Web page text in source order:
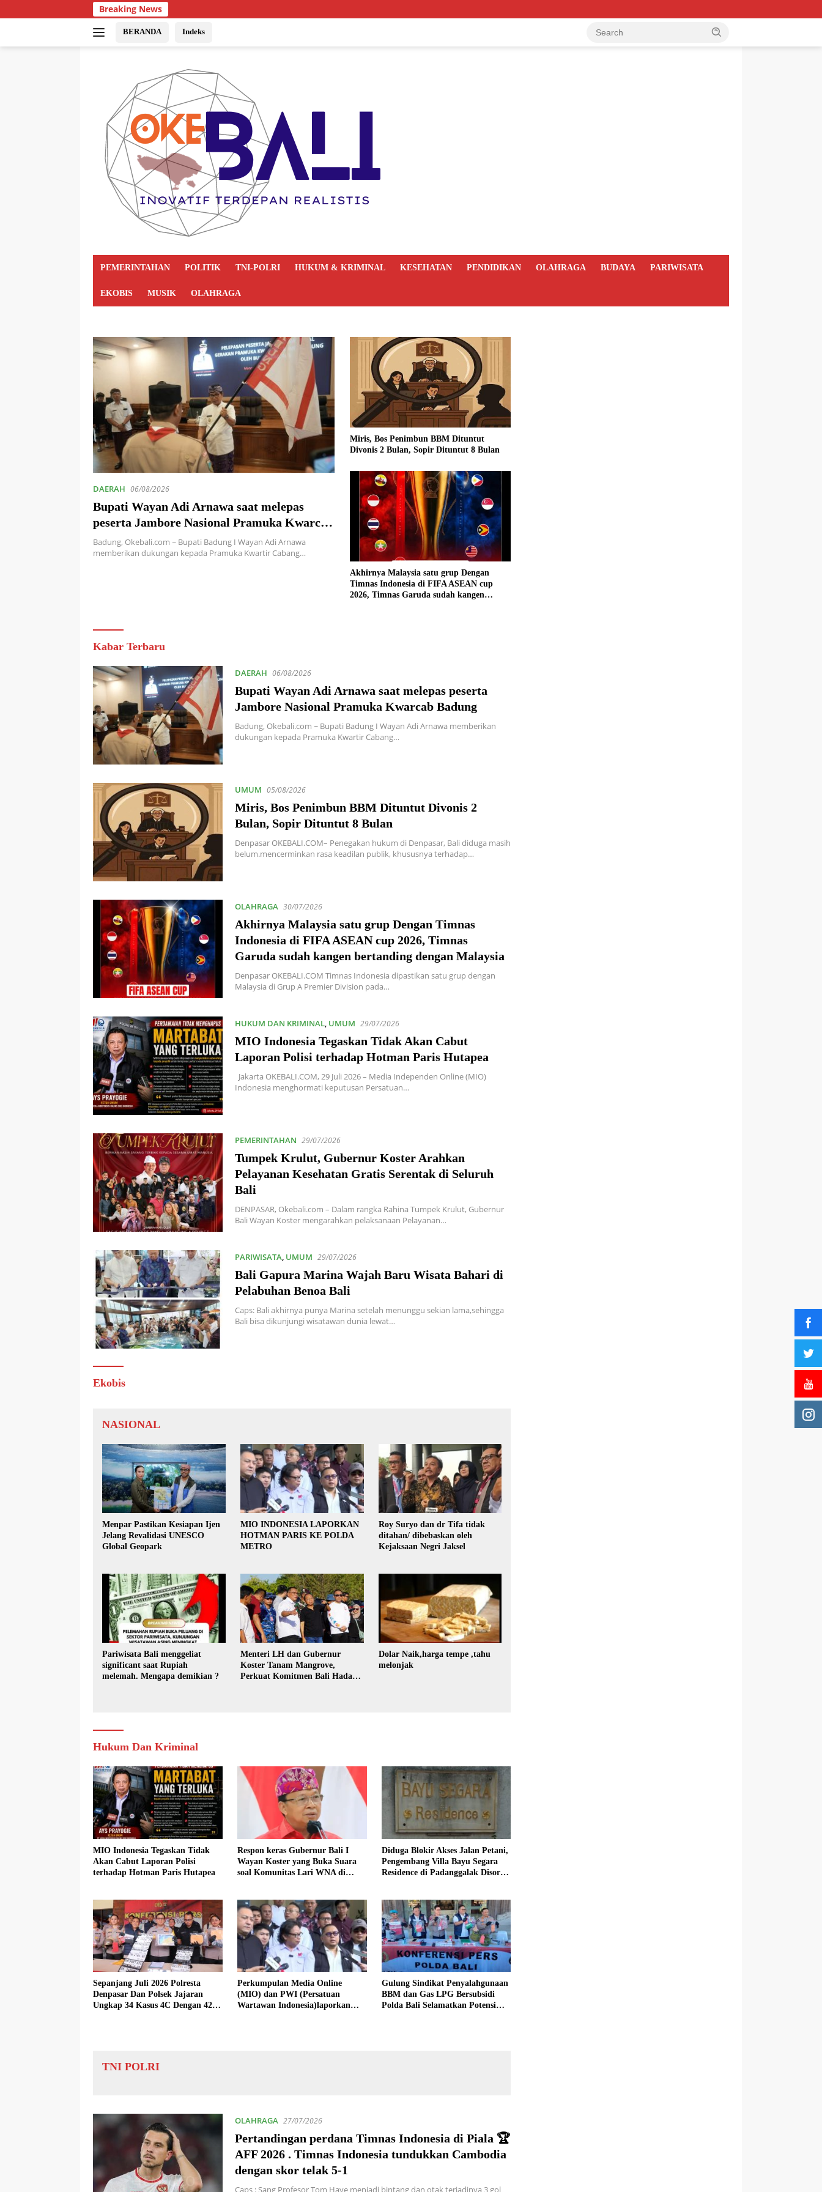
Breaking News
BERANDA Indeks
PEMERINTAHAN POLITIK TNI-POLRI HUKUM & KRIMINAL KESEHATAN PENDIDIKAN OLAHRAGA BUDAYA PARIWISATA
EKOBIS MUSIK OLAHRAGA
DAERAH 06/08/2026
Bupati Wayan Adi Arnawa saat melepas
peserta Jambore Nasional Pramuka Kwarcab
Badung
Badung, Okebali.com ~ Bupati Badung I Wayan Adi Arnawa
memberikan dukungan kepada Pramuka Kwartir Cabang…
Miris, Bos Penimbun BBM Dituntut
Divonis 2 Bulan, Sopir Dituntut 8 Bulan
Akhirnya Malaysia satu grup Dengan
Timnas Indonesia di FIFA ASEAN cup
2026, Timnas Garuda sudah kangen
Kabar Terbaru
DAERAH 06/08/2026
Bupati Wayan Adi Arnawa saat melepas peserta
Jambore Nasional Pramuka Kwarcab Badung
Badung, Okebali.com ~ Bupati Badung I Wayan Adi Arnawa memberikan
dukungan kepada Pramuka Kwartir Cabang…
UMUM 05/08/2026
Miris, Bos Penimbun BBM Dituntut Divonis 2
Bulan, Sopir Dituntut 8 Bulan
Denpasar OKEBALI.COM– Penegakan hukum di Denpasar, Bali diduga masih
belum.mencerminkan rasa keadilan publik, khususnya terhadap…
OLAHRAGA 30/07/2026
Akhirnya Malaysia satu grup Dengan Timnas
Indonesia di FIFA ASEAN cup 2026, Timnas
Garuda sudah kangen bertanding dengan Malaysia
Denpasar OKEBALI.COM Timnas Indonesia dipastikan satu grup dengan
Malaysia di Grup A Premier Division pada…
HUKUM DAN KRIMINAL, UMUM 29/07/2026
MIO Indonesia Tegaskan Tidak Akan Cabut
Laporan Polisi terhadap Hotman Paris Hutapea
Jakarta OKEBALI.COM, 29 Juli 2026 – Media Independen Online (MIO)
Indonesia menghormati keputusan Persatuan…
PEMERINTAHAN 29/07/2026
Tumpek Krulut, Gubernur Koster Arahkan
Pelayanan Kesehatan Gratis Serentak di Seluruh
Bali
DENPASAR, Okebali.com – Dalam rangka Rahina Tumpek Krulut, Gubernur
Bali Wayan Koster mengarahkan pelaksanaan Pelayanan…
PARIWISATA, UMUM 29/07/2026
Bali Gapura Marina Wajah Baru Wisata Bahari di
Pelabuhan Benoa Bali
Caps: Bali akhirnya punya Marina setelah menunggu sekian lama,sehingga
Bali bisa dikunjungi wisatawan dunia lewat…
Ekobis
NASIONAL
Menpar Pastikan Kesiapan Ijen
Jelang Revalidasi UNESCO
Global Geopark
MIO INDONESIA LAPORKAN
HOTMAN PARIS KE POLDA
METRO
Roy Suryo dan dr Tifa tidak
ditahan/ dibebaskan oleh
Kejaksaan Negri Jaksel
Pariwisata Bali menggeliat
significant saat Rupiah
melemah. Mengapa demikian ?
Menteri LH dan Gubernur
Koster Tanam Mangrove,
Perkuat Komitmen Bali Hadapi
Dolar Naik,harga tempe ,tahu
melonjak
Hukum Dan Kriminal
MIO Indonesia Tegaskan Tidak
Akan Cabut Laporan Polisi
terhadap Hotman Paris Hutapea
Respon keras Gubernur Bali I
Wayan Koster yang Buka Suara
soal Komunitas Lari WNA di
Diduga Blokir Akses Jalan Petani,
Pengembang Villa Bayu Segara
Residence di Padanggalak Disorot,
Sepanjang Juli 2026 Polresta
Denpasar Dan Polsek Jajaran
Ungkap 34 Kasus 4C Dengan 42
Perkumpulan Media Online
(MIO) dan PWI (Persatuan
Wartawan Indonesia)laporkan
Gulung Sindikat Penyalahgunaan
BBM dan Gas LPG Bersubsidi
Polda Bali Selamatkan Potensi
TNI POLRI
OLAHRAGA 27/07/2026
Pertandingan perdana Timnas Indonesia di Piala 🏆
AFF 2026 . Timnas Indonesia tundukkan Cambodia
dengan skor telak 5-1
Caps : Sang Profesor Tom Haye menjadi bintang dan otak terjadinya 3 gol